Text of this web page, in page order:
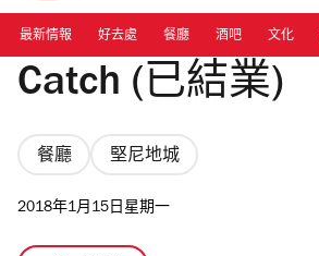
最新情報 好去處 餐廳 酒吧 文化
Catch (已結業)
餐廳 堅尼地城
2018年1月15日星期一